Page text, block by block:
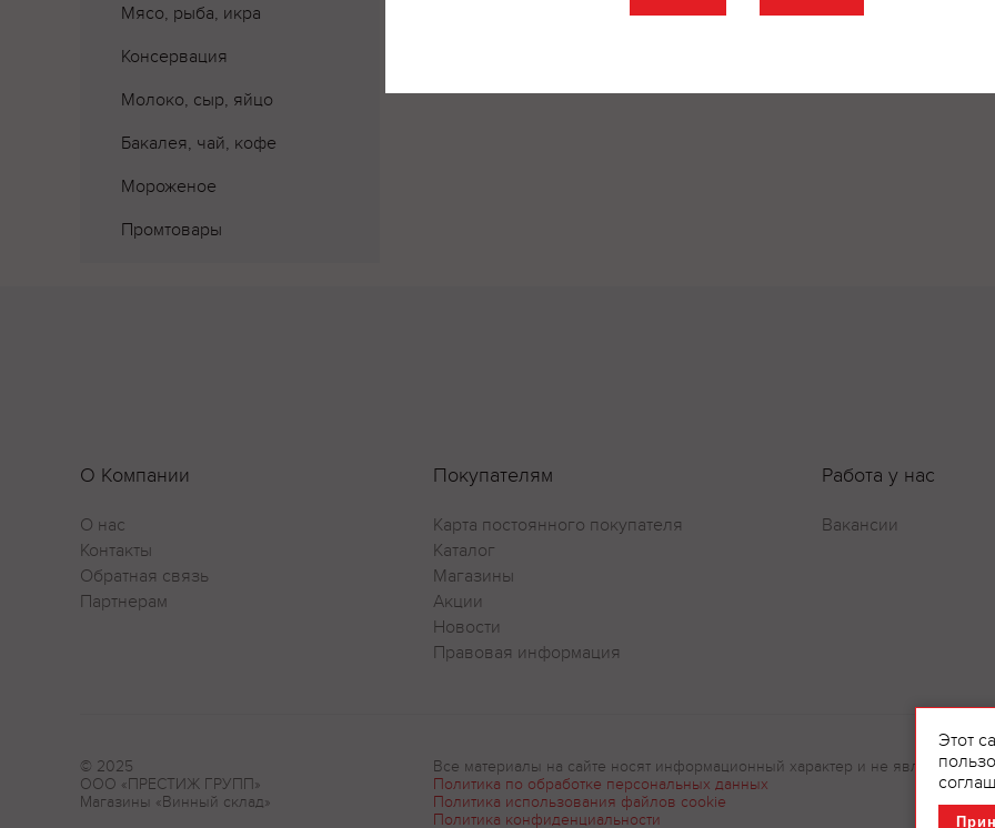
Мясо, рыба, икра
Консервация
Молоко, сыр, яйцо
Бакалея, чай, кофе
Мороженое
Промтовары
О Компании
О нас
Контакты
Обратная связь
Партнерам
Покупателям
Карта постоянного покупателя
Каталог
Магазины
Акции
Новости
Правовая информация
Работа у нас
Вакансии
© 2025
ООО «ПРЕСТИЖ ГРУПП»
Магазины «Винный склад»
Все материалы на сайте носят информационный характер и не являются
Политика по обработке персональных данных
Политика использования файлов cookie
Политика конфиденциальности
Этот